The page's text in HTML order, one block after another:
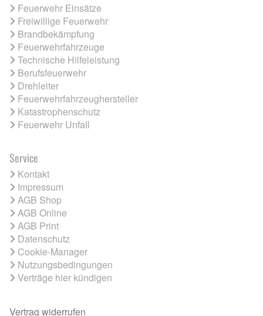
Feuerwehr Einsätze
Freiwillige Feuerwehr
Brandbekämpfung
Feuerwehrfahrzeuge
Technische Hilfeleistung
Berufsfeuerwehr
Drehleiter
Feuerwehrfahrzeughersteller
Katastrophenschutz
Feuerwehr Unfall
Service
Kontakt
Impressum
AGB Shop
AGB Online
AGB Print
Datenschutz
Cookie-Manager
Nutzungsbedingungen
Verträge hier kündigen
Vertrag widerrufen